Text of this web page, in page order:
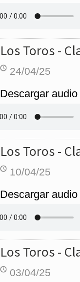
Los Toros -
24/04/25
Descargar audio
Los Toros -
10/04/25
Descargar audio
Los Toros -
03/04/25